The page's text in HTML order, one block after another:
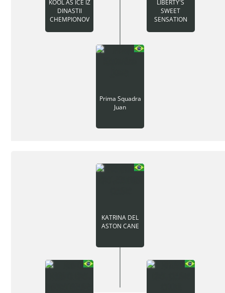
Prima Squadra
Juan
KOOL AS ICE IZ
DINASTII
CHEMPIONOV
LIBERTY'S
SWEET
SENSATION
KATRINA DEL
ASTON CANE